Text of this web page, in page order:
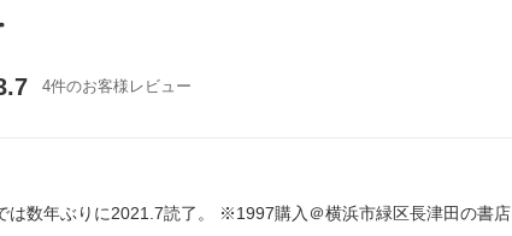
4件のお客様レビュー
は数年ぶりに2021.7読了。 ※1997購入＠横浜市緑区長津田の書店